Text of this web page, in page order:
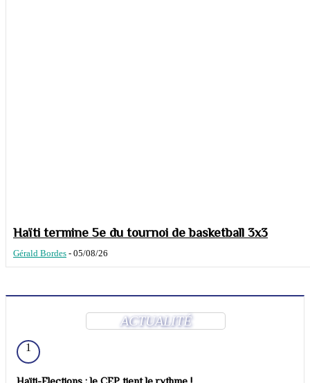
Haïti termine 5e du tournoi de basketball 3x3
Gérald Bordes - 05/08/26
ACTUALITÉ
1